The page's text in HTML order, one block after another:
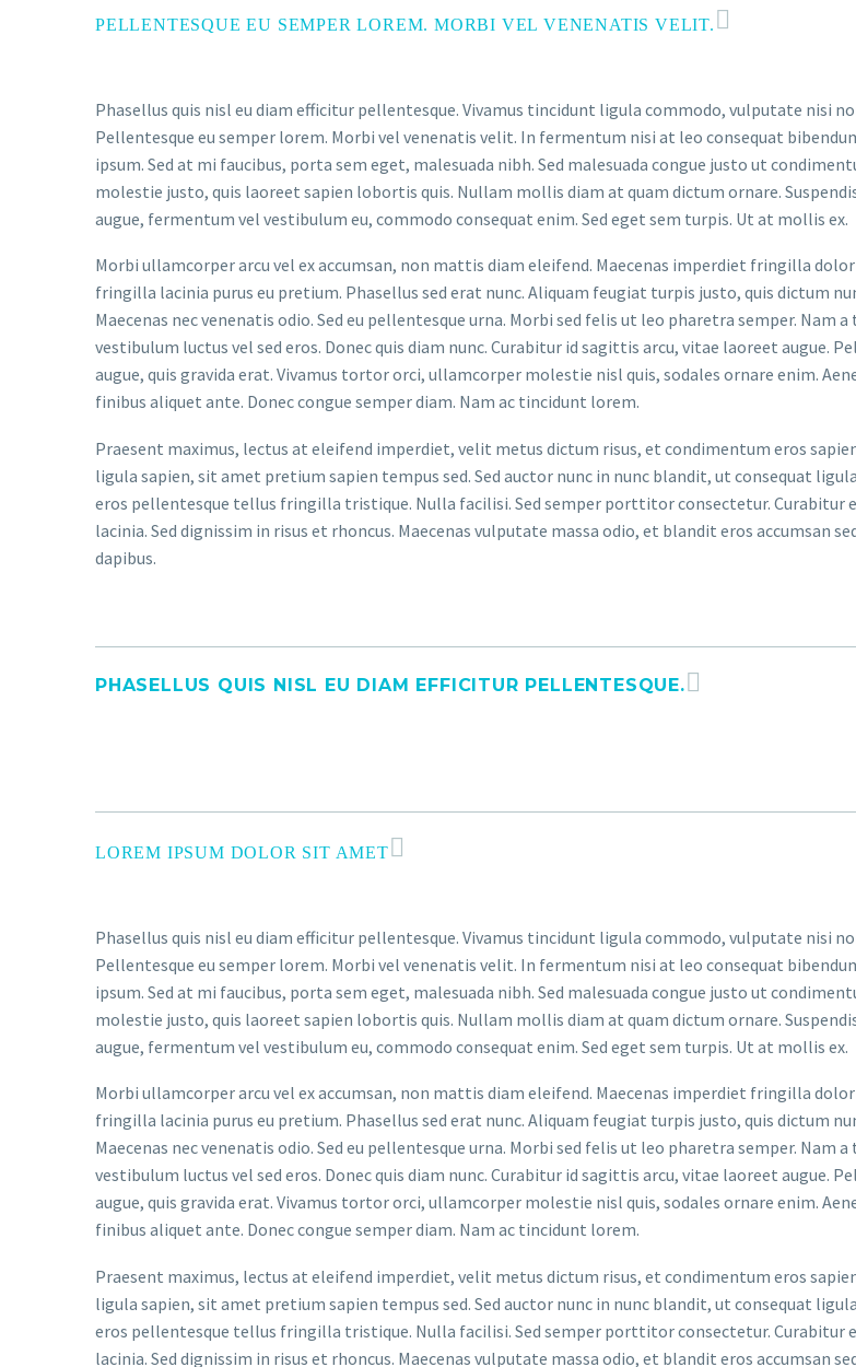
PELLENTESQUE EU SEMPER LOREM. MORBI VEL VENENATIS VELIT.
Phasellus quis nisl eu diam efficitur pellentesque. Vivamus tincidunt ligula commodo, vulputate nisi
Pellentesque eu semper lorem. Morbi vel venenatis velit. In fermentum nisi at leo consequat
ipsum. Sed at mi faucibus, porta sem eget, malesuada nibh. Sed malesuada congue justo ut
molestie justo, quis laoreet sapien lobortis quis. Nullam mollis diam at quam dictum ornare.
augue, fermentum vel vestibulum eu, commodo consequat enim. Sed eget sem turpis. Ut at mollis ex.
Morbi ullamcorper arcu vel ex accumsan, non mattis diam eleifend. Maecenas imperdiet fringilla
fringilla lacinia purus eu pretium. Phasellus sed erat nunc. Aliquam feugiat turpis justo, quis dictum
Maecenas nec venenatis odio. Sed eu pellentesque urna. Morbi sed felis ut leo pharetra semper. Nam
vestibulum luctus vel sed eros. Donec quis diam nunc. Curabitur id sagittis arcu, vitae laoreet augue.
augue, quis gravida erat. Vivamus tortor orci, ullamcorper molestie nisl quis, sodales ornare enim.
finibus aliquet ante. Donec congue semper diam. Nam ac tincidunt lorem.
Praesent maximus, lectus at eleifend imperdiet, velit metus dictum risus, et condimentum eros
ligula sapien, sit amet pretium sapien tempus sed. Sed auctor nunc in nunc blandit, ut consequat
eros pellentesque tellus fringilla tristique. Nulla facilisi. Sed semper porttitor consectetur. Curabitur
lacinia. Sed dignissim in risus et rhoncus. Maecenas vulputate massa odio, et blandit eros accumsan
dapibus.
PHASELLUS QUIS NISL EU DIAM EFFICITUR PELLENTESQUE.
LOREM IPSUM DOLOR SIT AMET
Phasellus quis nisl eu diam efficitur pellentesque. Vivamus tincidunt ligula commodo, vulputate nisi
Pellentesque eu semper lorem. Morbi vel venenatis velit. In fermentum nisi at leo consequat
ipsum. Sed at mi faucibus, porta sem eget, malesuada nibh. Sed malesuada congue justo ut
molestie justo, quis laoreet sapien lobortis quis. Nullam mollis diam at quam dictum ornare.
augue, fermentum vel vestibulum eu, commodo consequat enim. Sed eget sem turpis. Ut at mollis ex.
Morbi ullamcorper arcu vel ex accumsan, non mattis diam eleifend. Maecenas imperdiet fringilla
fringilla lacinia purus eu pretium. Phasellus sed erat nunc. Aliquam feugiat turpis justo, quis dictum
Maecenas nec venenatis odio. Sed eu pellentesque urna. Morbi sed felis ut leo pharetra semper. Nam
vestibulum luctus vel sed eros. Donec quis diam nunc. Curabitur id sagittis arcu, vitae laoreet augue.
augue, quis gravida erat. Vivamus tortor orci, ullamcorper molestie nisl quis, sodales ornare enim.
finibus aliquet ante. Donec congue semper diam. Nam ac tincidunt lorem.
Praesent maximus, lectus at eleifend imperdiet, velit metus dictum risus, et condimentum eros
ligula sapien, sit amet pretium sapien tempus sed. Sed auctor nunc in nunc blandit, ut consequat
eros pellentesque tellus fringilla tristique. Nulla facilisi. Sed semper porttitor consectetur. Curabitur
lacinia. Sed dignissim in risus et rhoncus. Maecenas vulputate massa odio, et blandit eros accumsan